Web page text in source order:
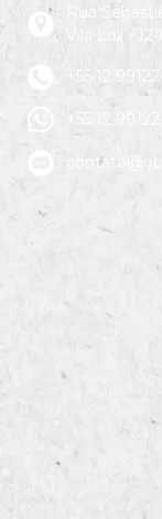
Rua
Vila Loli -
+55 12
+55 12